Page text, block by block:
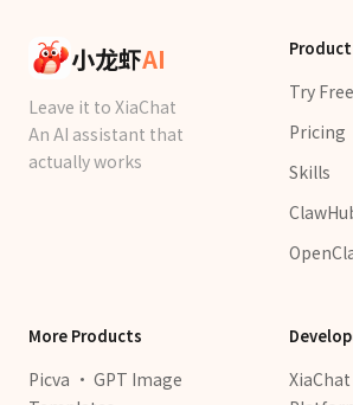
小龙虾AI
Leave it to XiaChat
An AI assistant that
actually works
Product
Try Free
Pricing
Skills
More Products
Picva · GPT Image